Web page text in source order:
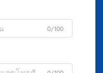
0/100